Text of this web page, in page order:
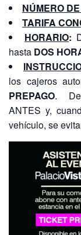
NÚMERO
TARIFA
HORARIO:
hasta DOS
los cajeros
PREPAGO. De
ANTES y,
vehículo, se